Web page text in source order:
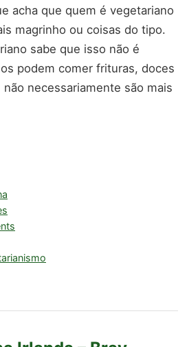
acha que quem é vegetariano
magrinho ou coisas do tipo.
sabe que isso não é
podem comer frituras, doces
necessariamente são mais